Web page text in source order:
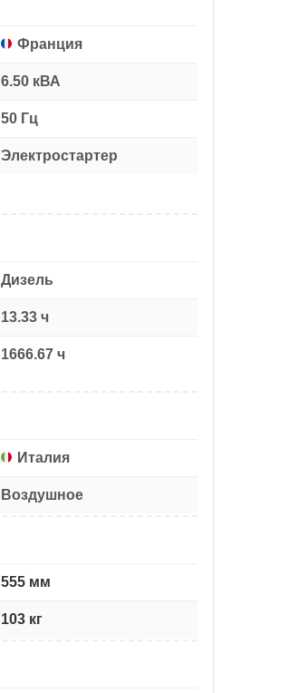
Франция
6.50 кВА
50 Гц
Электростартер
Дизель
13.33 ч
1666.67 ч
Италия
Воздушное
555 мм
103 кг